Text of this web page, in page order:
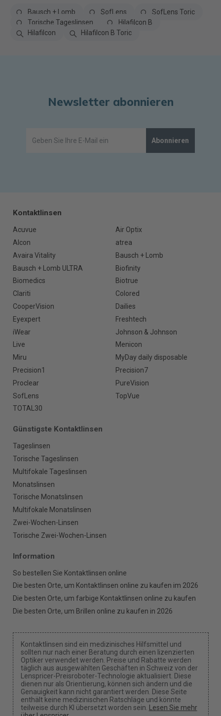
Bausch + Lomb SofLens
SofLens Toric
Torische Tageslinsen
Hilafilcon B
Hilafilcon
Hilafilcon B Toric
Newsletter abonnieren
Abonnieren
Kontaktlinsen
Acuvue
Air Optix
Alcon
atrea
Avaira Vitality
Bausch + Lomb
Bausch + Lomb ULTRA
Biofinity
Biomedics
Biotrue
Clariti
Colored
CooperVision
Dailies
Eyexpert
Freshtech
iWear
Johnson & Johnson
Live
Menicon
Miru
MyDay daily disposable
Precision1
Precision7
Proclear
PureVision
SofLens
TopVue
TOTAL30
Günstigste Kontaktlinsen
Tageslinsen
Torische Tageslinsen
Multifokale Tageslinsen
Monatslinsen
Torische Monatslinsen
Multifokale Monatslinsen
Zwei-Wochen-Linsen
Torische Zwei-Wochen-Linsen
Information
So bestellen Sie Kontaktlinsen online
Die besten Orte, um Kontaktlinsen online zu kaufen im 2026
Die besten Orte, um farbige Kontaktlinsen online zu kaufen
Die besten Orte, um Brillen online zu kaufen in 2026
Kontaktlinsen sind ein medizinisches Hilfsmittel und
sollten nur nach einer Beratung durch einen lizenzierten
Optiker verwendet werden. Preise und Rabatte werden
täglich aus ausgewählten Geschäften in Schweiz von der
Lenspricer-Preisroboter-Technologie aktualisiert. Diese
dienen nur als Orientierung, können sich ändern und die
Genauigkeit kann nicht garantiert werden. Diese Seite
enthält keine medizinischen Ratschläge und könnte
teilweise durch KI übersetzt worden sein.
Lesen Sie mehr